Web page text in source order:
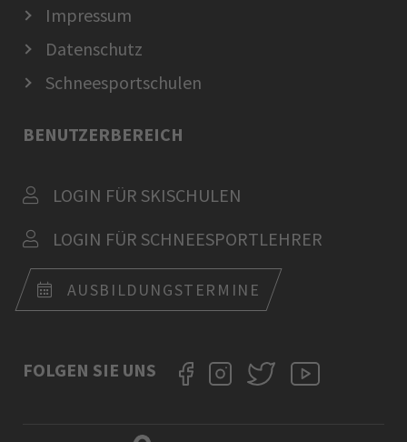
Impressum
Datenschutz
Schneesportschulen
BENUTZERBEREICH
LOGIN FÜR SKISCHULEN
LOGIN FÜR SCHNEESPORTLEHRER
AUSBILDUNGSTERMINE
FOLGEN SIE UNS